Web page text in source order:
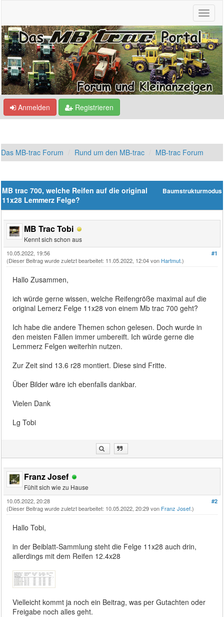
Anmelden Registrieren
Das MB-trac Forum Rund um den MB-trac MB-trac Forum
Baumstrukturmodus
MB trac 700, welche Reifen auf die original
11x28 Lemmerz Felge?
MB Trac Tobi
Kennt sich schon aus
#1
10.05.2022, 19:56
(Dieser Beitrag wurde zuletzt bearbeitet: 11.05.2022, 12:04 von Hartmut.)
Hallo Zusammen,
ich würde gerne wissen, welche Reifengröße maximal auf die
original Lemerz Felge 11x28 von einem Mb trac 700 geht?
Ich habe die andere Themen schon gelesen. Doch wurde in
den meisten Fällen immer umbereift. Ich würde gerne die
Lemmerz Felgen weiterhin nutzen.
Zur Zeit sind 13.6 r28 montiert. Diese sind Fritte.
Über Bilder wäre ich ebenfalls dankbar.
Vielen Dank
Lg Tobi
Franz Josef
Fühlt sich wie zu Hause
#2
10.05.2022, 20:28
(Dieser Beitrag wurde zuletzt bearbeitet: 10.05.2022, 20:29 von Franz Josef.)
Hallo Tobi,
in der Beiblatt-Sammlung steht die Felge 11x28 auch drin,
allerdings mit dem Reifen 12.4x28
Vielleicht kommt ja noch ein Beitrag, was per Gutachten oder
Freigabe noch alles geht.